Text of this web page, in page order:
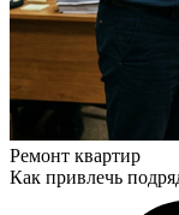
Ремонт квартир
Как привлечь